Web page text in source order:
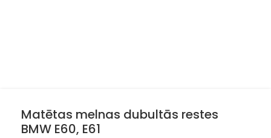
Matētas melnas dubultās restes
BMW E60, E61